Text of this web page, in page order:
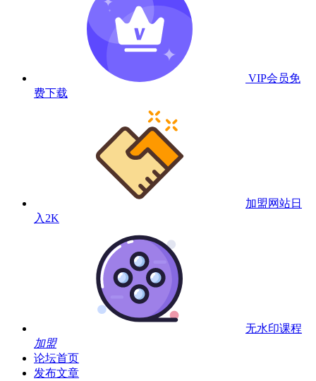
VIP会员免
费下载
加盟网站日
入2K
无水印课程
加盟
论坛首页
发布文章